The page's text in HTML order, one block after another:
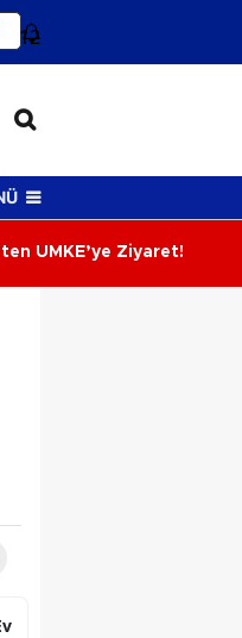
12
UMKE’ye Ziyaret!